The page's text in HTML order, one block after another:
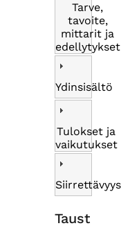
Tarve,
tavoite,
mittarit ja
edellytykset
Ydinsisältö
Tulokset ja
vaikutukset
Siirrettävyys
Taust